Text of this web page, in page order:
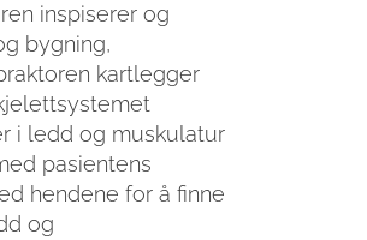
inspiserer og
bygning,
kartlegger
i ledd og muskulatur
pasientens
hendene for å finne
og